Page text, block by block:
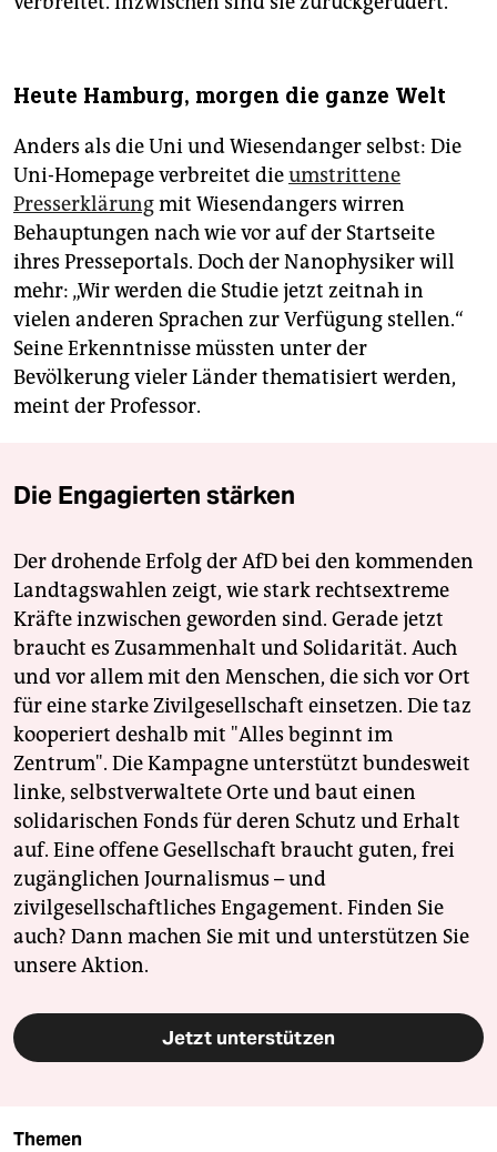
Heute Hamburg, morgen die ganze Welt
Anders als die Uni und Wiesendanger selbst: Die
Uni-Homepage verbreitet dieumstrittene
Presserklärungmit Wiesendangers wirren
Behauptungen nach wie vor auf der Startseite
ihres Presseportals. Doch der Nanophysiker will
mehr: „Wir werden die Studie jetzt zeitnah in
vielen anderen Sprachen zur Verfügung stellen.“
Seine Erkenntnisse müssten unter der
Bevölkerung vieler Länder thematisiert werden,
meint der Professor.
Die Engagierten stärken
Der drohende Erfolg der AfD bei den kommenden
Landtagswahlen zeigt, wie stark rechtsextreme
Kräfte inzwischen geworden sind. Gerade jetzt
braucht es Zusammenhalt und Solidarität. Auch
und vor allem mit den Menschen, die sich vor Ort
für eine starke Zivilgesellschaft einsetzen. Die taz
kooperiert deshalb mit "Alles beginnt im
Zentrum". Die Kampagne unterstützt bundesweit
linke, selbstverwaltete Orte und baut einen
solidarischen Fonds für deren Schutz und Erhalt
auf. Eine offene Gesellschaft braucht guten, frei
zugänglichen Journalismus – und
zivilgesellschaftliches Engagement. Finden Sie
auch? Dann machen Sie mit und unterstützen Sie
unsere Aktion.
Jetzt unterstützen
Themen